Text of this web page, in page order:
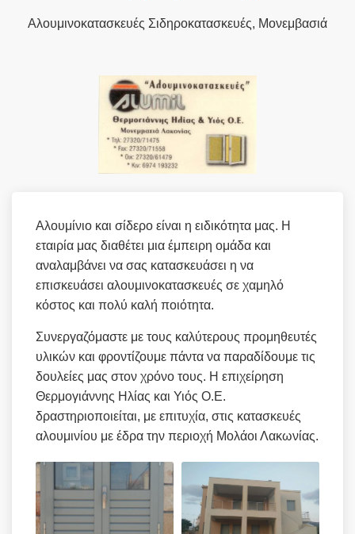
Αλουμινοκατασκευές Σιδηροκατασκευές, Μονεμβασιά
Αλουμίνιο και σίδερο είναι η ειδικότητα μας. Η
εταιρία μας διαθέτει μια έμπειρη ομάδα και
αναλαμβάνει να σας κατασκευάσει η να
επισκευάσει αλουμινοκατασκευές σε χαμηλό
κόστος και πολύ καλή ποιότητα.
Συνεργαζόμαστε με τους καλύτερους προμηθευτές
υλικών και φροντίζουμε πάντα να παραδίδουμε τις
δουλείες μας στον χρόνο τους. Η επιχείρηση
Θερμογιάννης Ηλίας και Υιός Ο.Ε.
δραστηριοποιείται, με επιτυχία, στις κατασκευές
αλουμινίου με έδρα την περιοχή Μολάοι Λακωνίας.